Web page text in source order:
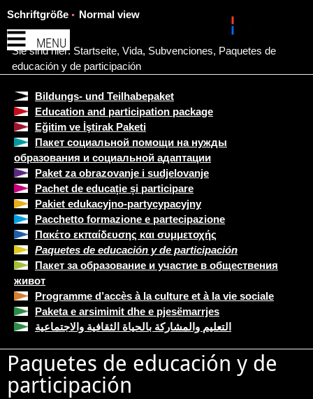
MENU
Schriftgröße Normal view
Sie sind hier: Startseite, Vida, Subvenciones, Paquetes de
educación y de participación
Bildungs- und Teilhabepaket
Education and participation package
Eğitim ve İştirak Paketi
Пакет социальной помощи на нужды
образования и социальной адаптации
Paket za obrazovanje i sudjelovanje
Pachet de educație și participare
Pakiet edukacyjno-partycypacyjny
Pacchetto formazione e partecipazione
Πακέτο εκπαίδευσης και συμμετοχής
Paquetes de educación y de participación
Пакет за образование и участие в обществения
живот
Programme d’accès à la culture et à la vie sociale
Paketa e arsimimit dhe e pjesëmarrjes
التعليم والمشاركة بالحياة الثقافية والاجتماعية
Paquetes de educación y de
participación